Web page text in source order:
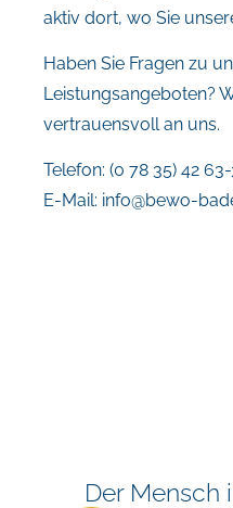
aktiv dort, wo Sie
Haben Sie Fragen zu
Leistungsangeboten?
vertrauensvoll an uns.
Telefon: (0 78 35) 42 63-
E-Mail: info@bewo-
Der Mensch